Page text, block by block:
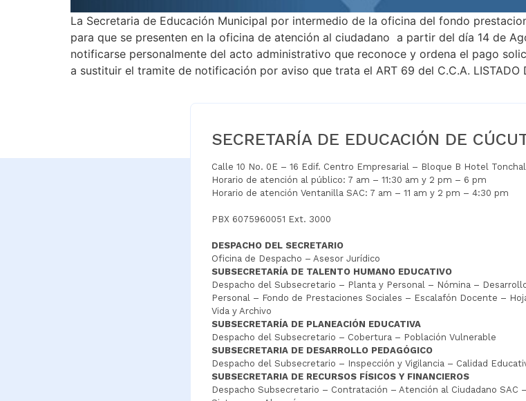
La Secretaria de Educación Municipal por intermedio de la oficina del fondo
para que se presenten en la oficina de atención al ciudadano a partir del día 14 de
notificarse personalmente del acto administrativo que reconoce y ordena el pago
a sustituir el tramite de notificación por aviso que trata el ART 69 del C.C.A. LISTADO
SECRETARÍA DE EDUCACIÓN DE
Calle 10 No. 0E – 16 Edif. Centro Empresarial – Bloque B Hotel
Horario de atención al público: 7 am – 11:30 am y 2 pm – 6 pm
Horario de atención Ventanilla SAC: 7 am – 11 am y 2 pm – 4:30 pm
PBX 6075960051 Ext. 3000
DESPACHO DEL SECRETARIO
Oficina de Despacho – Asesor Jurídico
SUBSECRETARÍA DE TALENTO HUMANO EDUCATIVO
Despacho del Subsecretario – Planta y Personal – Nómina –
Personal – Fondo de Prestaciones Sociales – Escalafón Docente –
Vida y Archivo
SUBSECRETARÍA DE PLANEACIÓN EDUCATIVA
Despacho del Subsecretario – Cobertura – Población Vulnerable
SUBSECRETARIA DE DESARROLLO PEDAGÓGICO
Despacho del Subsecretario – Inspección y Vigilancia – Calidad
SUBSECRETARIA DE RECURSOS FÍSICOS Y FINANCIEROS
Despacho Subsecretario – Contratación – Atención al Ciudadano SAC –